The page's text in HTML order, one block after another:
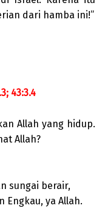
dari hamba ini!”
43:3.4
Allah yang hidup.
Allah?
sungai berair,
Engkau, ya Allah.